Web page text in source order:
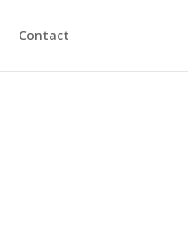
Contact